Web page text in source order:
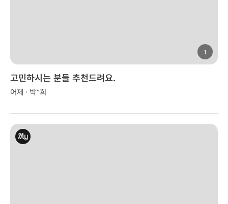
1
고민하시는 분들 추천드려요.
어제 · 박*희